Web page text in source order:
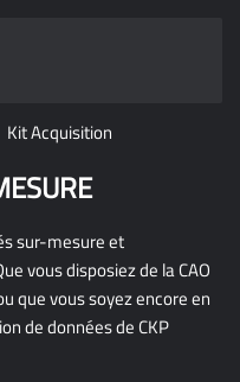
Kit Acquisition
sur-mesure et
vous disposiez de la CAO
que vous soyez encore en
de données de CKP